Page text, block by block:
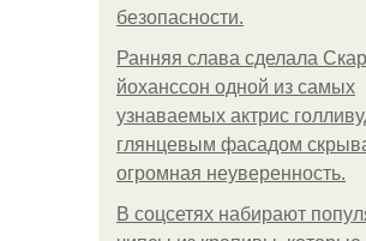
безопасности.
Ранняя слава сделала
йоханссон одной из самых
узнаваемых актрис
глянцевым фасадом
огромная неуверенность.
В соцсетях набирают